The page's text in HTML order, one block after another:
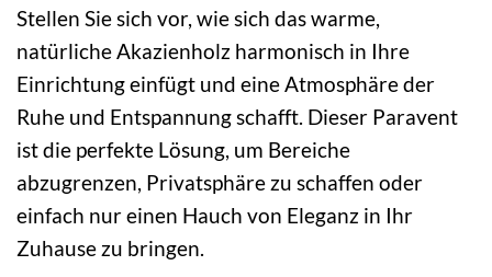
Stellen Sie sich vor, wie sich das warme,
natürliche Akazienholz harmonisch in Ihre
Einrichtung einfügt und eine Atmosphäre der
Ruhe und Entspannung schafft. Dieser Paravent
ist die perfekte Lösung, um Bereiche
abzugrenzen, Privatsphäre zu schaffen oder
einfach nur einen Hauch von Eleganz in Ihr
Zuhause zu bringen.